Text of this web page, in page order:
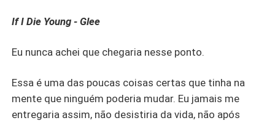
If I Die Young - Glee
Eu nunca achei que chegaria nesse ponto.
Essa é uma das poucas coisas certas que tinha na
mente que ninguém poderia mudar. Eu jamais me
entregaria assim, não desistiria da vida, não após